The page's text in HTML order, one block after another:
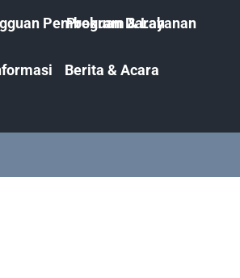
Pembekuan Darah
Program & Layanan
Berita & Acara